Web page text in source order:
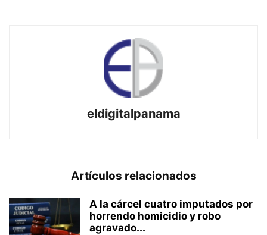
eldigitalpanama
Artículos relacionados
A la cárcel cuatro imputados por
horrendo homicidio y robo
agravado...